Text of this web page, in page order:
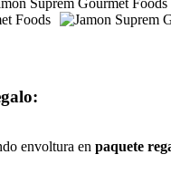
envoltura en paquete